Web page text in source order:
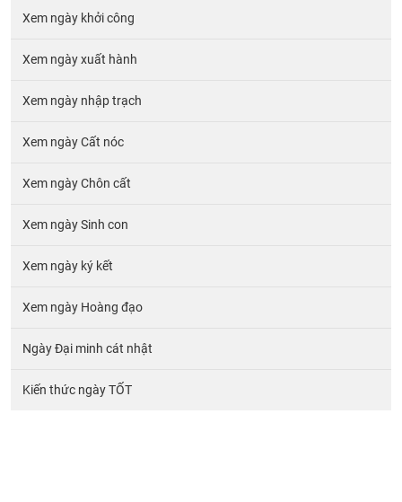
Xem ngày khởi công
Xem ngày xuất hành
Xem ngày nhập trạch
Xem ngày Cất nóc
Xem ngày Chôn cất
Xem ngày Sinh con
Xem ngày ký kết
Xem ngày Hoàng đạo
Ngày Đại minh cát nhật
Kiến thức ngày TỐT